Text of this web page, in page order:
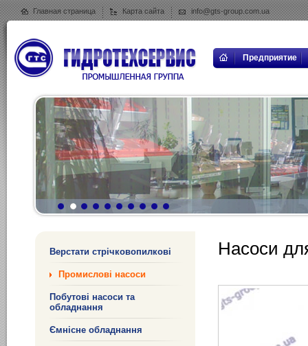
Главная страница Карта сайта info@gts-group.com.ua
Предприятие
Верстати стрічковопилкові
Промислові насоси
Побутові насоси та
обладнання
Ємнісне обладнання
Насоси